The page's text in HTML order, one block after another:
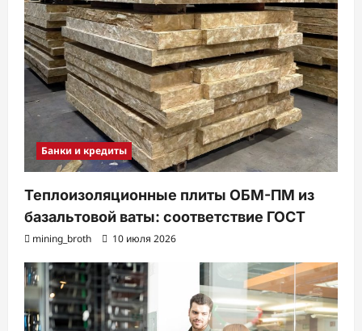
Банки и кредиты
Теплоизоляционные плиты ОБМ-ПМ из
базальтовой ваты: соответствие ГОСТ
mining_broth 10 июля 2026